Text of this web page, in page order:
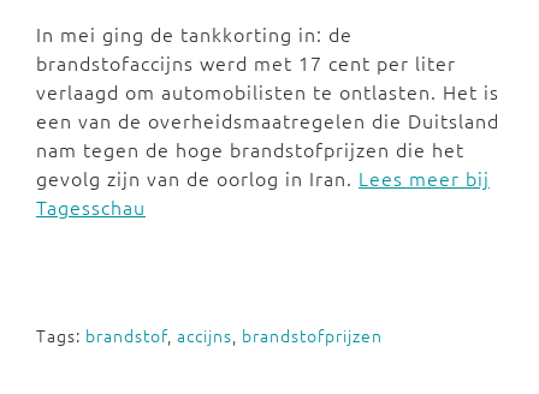
In mei ging de tankkorting in: de
brandstofaccijns werd met 17 cent per liter
verlaagd om automobilisten te ontlasten. Het is
een van de overheidsmaatregelen die Duitsland
nam tegen de hoge brandstofprijzen die het
gevolg zijn van de oorlog in Iran. Lees meer bij
Tagesschau
Tags: brandstof, accijns, brandstofprijzen